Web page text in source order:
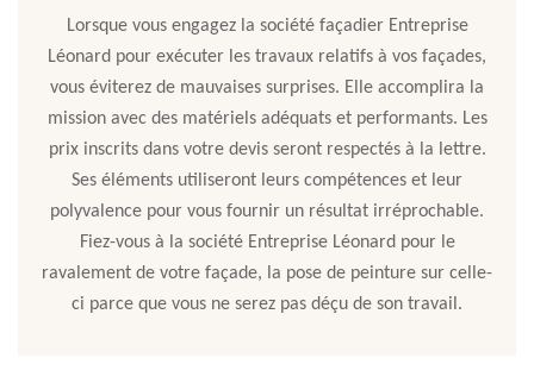
Lorsque vous engagez la société façadier Entreprise
Léonard pour exécuter les travaux relatifs à vos façades,
vous éviterez de mauvaises surprises. Elle accomplira la
mission avec des matériels adéquats et performants. Les
prix inscrits dans votre devis seront respectés à la lettre.
Ses éléments utiliseront leurs compétences et leur
polyvalence pour vous fournir un résultat irréprochable.
Fiez-vous à la société Entreprise Léonard pour le
ravalement de votre façade, la pose de peinture sur celle-
ci parce que vous ne serez pas déçu de son travail.